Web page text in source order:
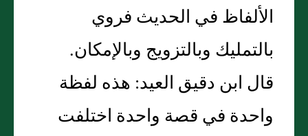
الألفاظ في الحديث فروي
بالتمليك وبالتزويج وبالإمكان.
قال ابن دقيق العيد: هذه لفظة
واحدة في قصة واحدة اختلفت